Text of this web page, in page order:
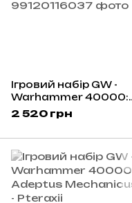
Ігровий набір GW -
Warhammer 40000:
Adeptus Mechanicus -
Kataphron Battle
2 520 грн